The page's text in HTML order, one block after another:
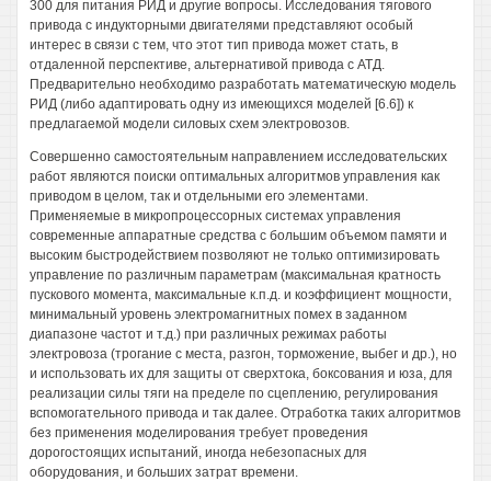
300 для питания РИД и другие вопросы. Исследования тягового
привода с индукторными двигателями представляют особый
интерес в связи с тем, что этот тип привода может стать, в
отдаленной перспективе, альтернативой привода с АТД.
Предварительно необходимо разработать математическую модель
РИД (либо адаптировать одну из имеющихся моделей [6.6]) к
предлагаемой модели силовых схем электровозов.
Совершенно самостоятельным направлением исследовательских
работ являются поиски оптимальных алгоритмов управления как
приводом в целом, так и отдельными его элементами.
Применяемые в микропроцессорных системах управления
современные аппаратные средства с большим объемом памяти и
высоким быстродействием позволяют не только оптимизировать
управление по различным параметрам (максимальная кратность
пускового момента, максимальные к.п.д. и коэффициент мощности,
минимальный уровень электромагнитных помех в заданном
диапазоне частот и т.д.) при различных режимах работы
электровоза (трогание с места, разгон, торможение, выбег и др.), но
и использовать их для защиты от сверхтока, боксования и юза, для
реализации силы тяги на пределе по сцеплению, регулирования
вспомогательного привода и так далее. Отработка таких алгоритмов
без применения моделирования требует проведения
дорогостоящих испытаний, иногда небезопасных для
оборудования, и больших затрат времени.